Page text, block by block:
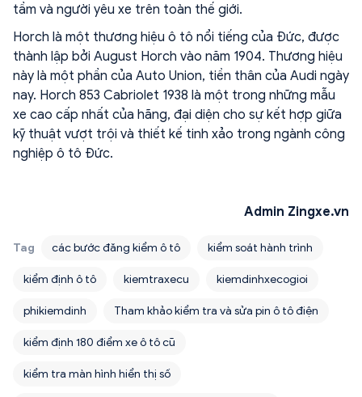
tầm và người yêu xe trên toàn thế giới.
Horch là một thương hiệu ô tô nổi tiếng của Đức, được
thành lập bởi August Horch vào năm 1904. Thương hiệu
này là một phần của Auto Union, tiền thân của Audi ngày
nay. Horch 853 Cabriolet 1938 là một trong những mẫu
xe cao cấp nhất của hãng, đại diện cho sự kết hợp giữa
kỹ thuật vượt trội và thiết kế tinh xảo trong ngành công
nghiệp ô tô Đức.
Admin Zingxe.vn
Tag các bước đăng kiểm ô tô kiểm soát hành trình
kiểm định ô tô kiemtraxecu kiemdinhxecogioi
phikiemdinh Tham khảo kiểm tra và sửa pin ô tô điện
kiểm định 180 điểm xe ô tô cũ
kiểm tra màn hình hiển thị số